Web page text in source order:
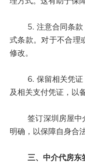
5. 注意合同条款：
式条款。对于不合理
修改。
6. 保留相关凭证：
及相关支付凭证，以
签订深圳房屋中介
明确，以保障自身合
三、中介代房东